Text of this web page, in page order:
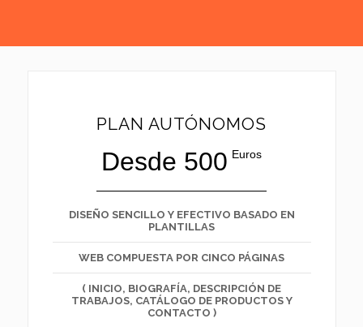
PLAN AUTÓNOMOS
Desde 500 Euros
DISEÑO SENCILLO Y EFECTIVO BASADO EN
PLANTILLAS
WEB COMPUESTA POR CINCO PÁGINAS
( INICIO, BIOGRAFÍA, DESCRIPCIÓN DE
TRABAJOS, CATÁLOGO DE PRODUCTOS Y
CONTACTO )